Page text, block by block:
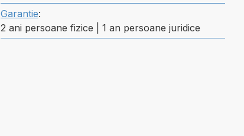
Garantie:
2 ani persoane fizice | 1 an persoane juridice